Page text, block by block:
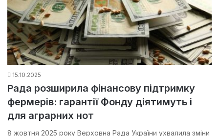
15.10.2025
Рада розширила фінансову підтримку
фермерів: гарантії Фонду діятимуть і
для аграрних нот
8 жовтня 2025 року Верховна Рада України ухвалила зміни